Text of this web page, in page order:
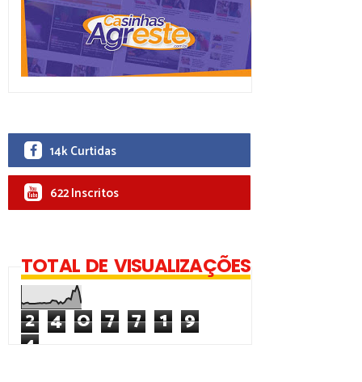
14k Curtidas
622 Inscritos
TOTAL DE VISUALIZAÇÕES
2 4 0 7 7 1 9
4